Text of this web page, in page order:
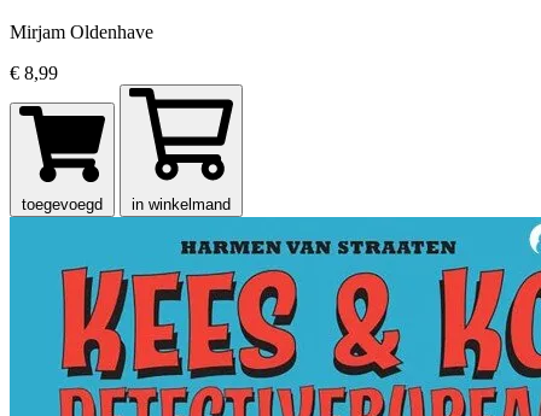
Mirjam Oldenhave
€ 8,99
toegevoegd in winkelmand